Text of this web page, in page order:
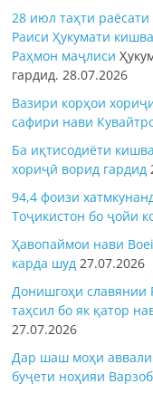
28 июл таҳти
Раиси Ҳукумати
Раҳмон маҷлиси
гардид.28.07.2026
Вазири корҳои
сафири нави
Ба иқтисодиёти
хориҷӣ ворид гардид
94,4 фоизи
Тоҷикистон бо ҷойи
Ҳавопаймои нави
карда шуд 27.07.2026
Донишгоҳи славянии
таҳсил бо як қатор
27.07.2026
Дар шаш моҳи
буҷети ноҳияи